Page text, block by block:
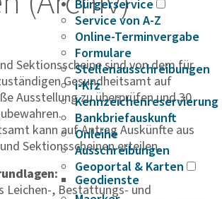
Bürgerservice
Service von A-Z
Online-Terminvergabe
Formulare
Stellenausschreibungen
i-Kfz
Kennzeichenreservierung
Bankbriefauskunft
Onleihe
Ausschreibungen
Geoportal & Karten
Geodienste
Sektionsscheine sind von dem für
Gesundheitsamt auf
Ausstellung zu überprüfen und 30
kann auf Antrag Auskünfte aus
Sektionsscheinen erteilen.
Leichen-, Bestattungs- und